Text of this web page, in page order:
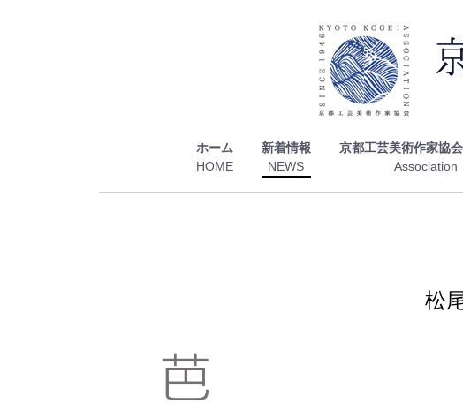
ホーム 新着情報 京都工芸美術作家協
松